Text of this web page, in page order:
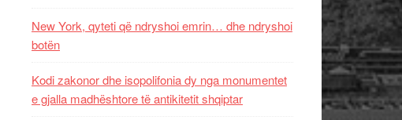
New York, qyteti që ndryshoi emrin… dhe ndryshoi
botën
Kodi zakonor dhe isopolifonia dy nga monumentet
e gjalla madhështore të antikitetit shqiptar